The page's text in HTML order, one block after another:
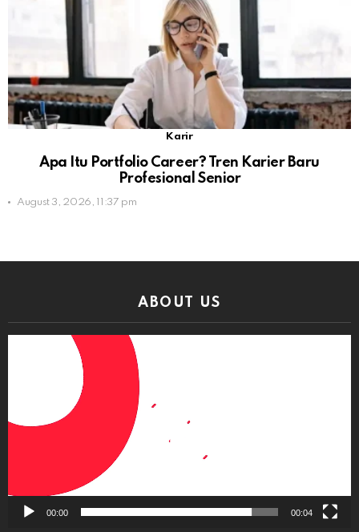
Karir
Apa Itu Portfolio Career? Tren Karier Baru
Profesional Senior
August 3, 2026, 11:37 pm
ABOUT US
00:00 00:04